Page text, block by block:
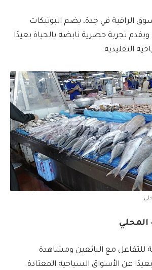
الراقية في جدة، يضم البوتيكات
ويقدم تجربة حضرية نابضة بالحياة بعيدًا
التقليدية.
للتفاعل مع البائعين ومشاهدة
عن الأسواق السياحية المعتادة.